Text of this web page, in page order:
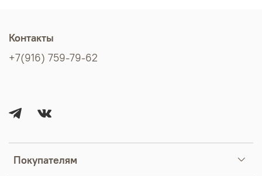
Покупателям
Контакты
+7(916) 759-79-62